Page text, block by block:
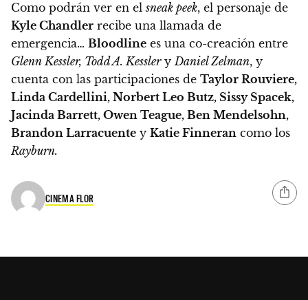
Como podrán ver en elsneak peek, el personaje de
Kyle Chandler recibe una llamada de
emergencia… Bloodline es una co-creación entre
Glenn Kessler, Todd A. KessleryDaniel Zelman, y
cuenta con las participaciones de Taylor Rouviere,
Linda Cardellini, Norbert Leo Butz, Sissy Spacek,
Jacinda Barrett, Owen Teague, Ben Mendelsohn,
Brandon Larracuente y Katie Finneran como los
Rayburn.
CINEMA FLOR